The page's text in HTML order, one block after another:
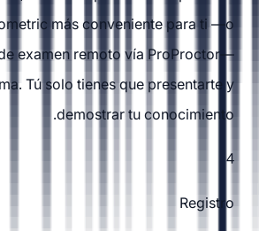
más conveniente para ti —o
examen remoto vía ProProctor—
Tú solo tienes que presentarte y
demostrar tu conocimiento.
4
Registro